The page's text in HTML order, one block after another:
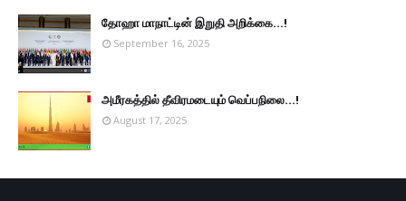
தோஹா மாநாட்டின் இறுதி அறிக்கை...!
September 16, 2025
அமீரகத்தில் தீவிரமடையும் வெப்பநிலை...!
August 17, 2025